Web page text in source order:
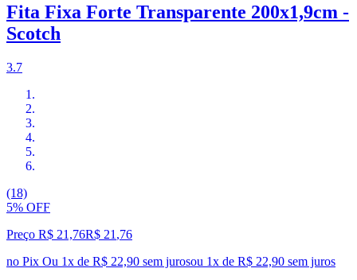
Fita Fixa Forte Transparente 200x1,9cm -
Scotch
3.7
(18)
5% OFF
Preço R$ 21,76R$ 21 ,76
no Pix Ou 1x de R$ 22,90 sem jurosou 1x de R$ 22,90 sem juros